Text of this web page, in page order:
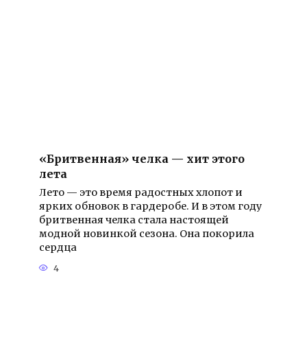
«Бритвенная» челка — хит этого
лета
Лето — это время радостных хлопот и
ярких обновок в гардеробе. И в этом году
бритвенная челка стала настоящей
модной новинкой сезона. Она покорила
сердца
4